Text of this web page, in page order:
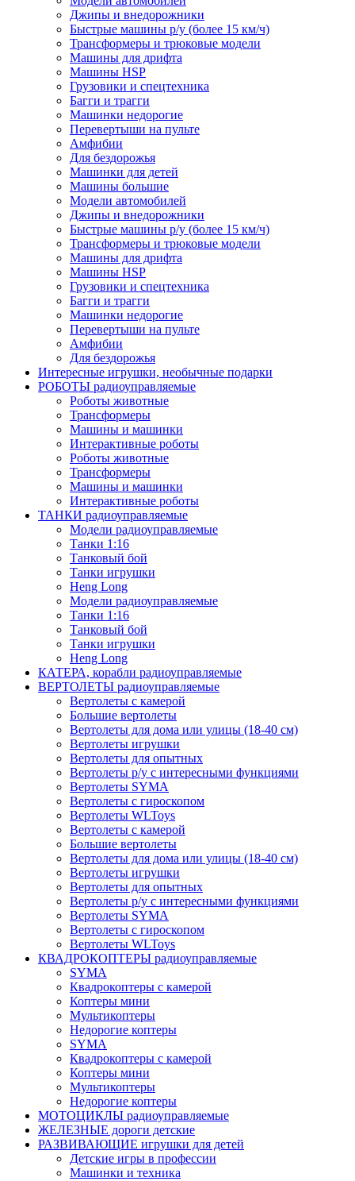
Джипы и внедорожники
Быстрые машины р/у (более 15 км/ч)
Трансформеры и трюковые модели
Машины для дрифта
Машины HSP
Грузовики и спецтехника
Багги и трагги
Машинки недорогие
Перевертыши на пульте
Амфибии
Для бездорожья
Машинки для детей
Машины большие
Модели автомобилей
Джипы и внедорожники
Быстрые машины р/у (более 15 км/ч)
Трансформеры и трюковые модели
Машины для дрифта
Машины HSP
Грузовики и спецтехника
Багги и трагги
Машинки недорогие
Перевертыши на пульте
Амфибии
Для бездорожья
Интересные игрушки, необычные подарки
РОБОТЫ радиоуправляемые
Роботы животные
Трансформеры
Машины и машинки
Интерактивные роботы
Роботы животные
Трансформеры
Машины и машинки
Интерактивные роботы
ТАНКИ радиоуправляемые
Модели радиоуправляемые
Танки 1:16
Танковый бой
Танки игрушки
Heng Long
Модели радиоуправляемые
Танки 1:16
Танковый бой
Танки игрушки
Heng Long
КАТЕРА, корабли радиоуправляемые
ВЕРТОЛЕТЫ радиоуправляемые
Вертолеты с камерой
Большие вертолеты
Вертолеты для дома или улицы (18-40 см)
Вертолеты игрушки
Вертолеты для опытных
Вертолеты р/у с интересными функциями
Вертолеты SYMA
Вертолеты с гироскопом
Вертолеты WLToys
Вертолеты с камерой
Большие вертолеты
Вертолеты для дома или улицы (18-40 см)
Вертолеты игрушки
Вертолеты для опытных
Вертолеты р/у с интересными функциями
Вертолеты SYMA
Вертолеты с гироскопом
Вертолеты WLToys
КВАДРОКОПТЕРЫ радиоуправляемые
SYMA
Квадрокоптеры с камерой
Коптеры мини
Мультикоптеры
Недорогие коптеры
SYMA
Квадрокоптеры с камерой
Коптеры мини
Мультикоптеры
Недорогие коптеры
МОТОЦИКЛЫ радиоуправляемые
ЖЕЛЕЗНЫЕ дороги детские
РАЗВИВАЮЩИЕ игрушки для детей
Детские игры в профессии
Машинки и техника